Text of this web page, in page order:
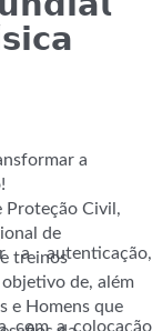
a
Proteção Civil,
de
treinos
de, além
e Homens que
a autenticação,
com a colocação